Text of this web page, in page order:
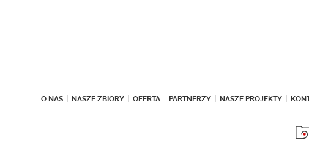
O NAS NASZE ZBIORY OFERTA PARTNERZY NASZE PROJEKTY